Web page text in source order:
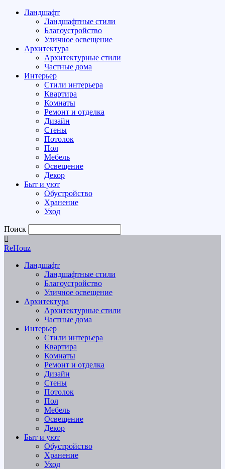
Ландшафт
Ландшафтные стили
Благоустройство
Уличное освещение
Архитектура
Архитектурные стили
Частные дома
Интерьер
Стили интерьера
Квартира
Комнаты
Ремонт и отделка
Дизайн
Стены
Потолок
Пол
Мебель
Освещение
Декор
Быт и уют
Обустройство
Хранение
Уход
Поиск
ReHouz
Ландшафт
Ландшафтные стили
Благоустройство
Уличное освещение
Архитектура
Архитектурные стили
Частные дома
Интерьер
Стили интерьера
Квартира
Комнаты
Ремонт и отделка
Дизайн
Стены
Потолок
Пол
Мебель
Освещение
Декор
Быт и уют
Обустройство
Хранение
Уход